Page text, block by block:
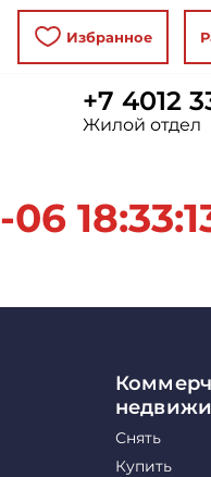
Избранное
+7 4012
Жилой отдел
Снять
Купить